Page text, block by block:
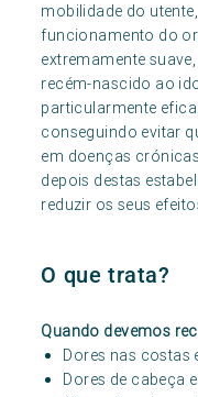
mobilidade do
funcionamento do
extremamente
recém-nascido ao
particularmente
conseguindo evitar
em doenças
depois destas
reduzir os seus
O que trata?
Quando devemos
Dores nas costas
Dores de cabeça